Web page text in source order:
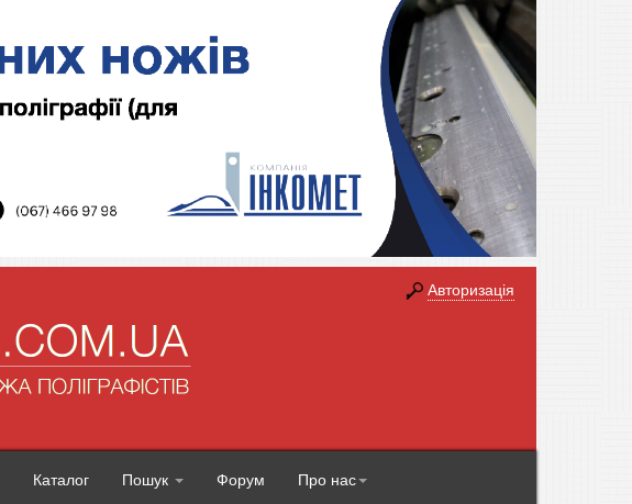
Авторизація
Каталог Пошук Форум Про нас